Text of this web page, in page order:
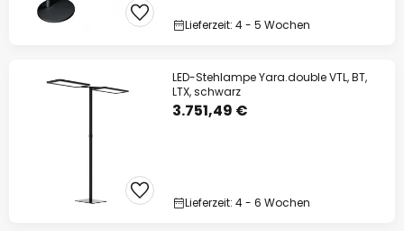
Lieferzeit: 4 - 5 Wochen
LED-Stehlampe Yara.double VTL, BT,
LTX, schwarz
3.751,49 €
Lieferzeit: 4 - 6 Wochen